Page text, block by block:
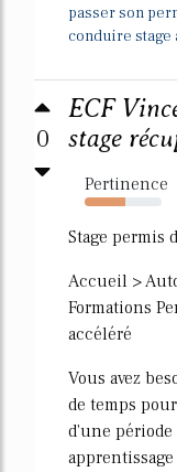
passer son
conduire stage
0
ECF
stage
Pertinence
53%
Stage permis
Accueil >
Formations
accéléré
Vous avez
de temps
d'une période